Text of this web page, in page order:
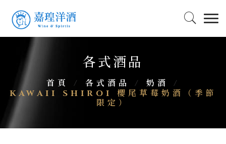
各式酒品
首頁 / 各式酒品 / 奶酒
/
KAWAII SHIROI 櫻尾草莓奶酒（季節
限定）